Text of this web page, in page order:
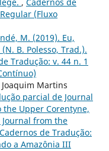
, Cadernos de
(Fluxo
M. (2019). Eu,
B. Polesso, Trad.).
Tradução: v. 44 n. 1
Martins
parcial de Journal
Upper Corentyne,
from the
Cadernos de Tradução:
a Amazônia III